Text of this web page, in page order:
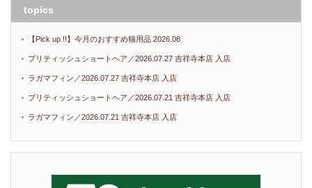
topics
【Pick up !!】今月のおすすめ猫用品 2026.08
ブリティッシュショートヘア／2026.07.27 吉祥寺本店 入店
ラガマフィン／2026.07.27 吉祥寺本店 入店
ブリティッシュショートヘア／2026.07.21 吉祥寺本店 入店
ラガマフィン／2026.07.21 吉祥寺本店 入店